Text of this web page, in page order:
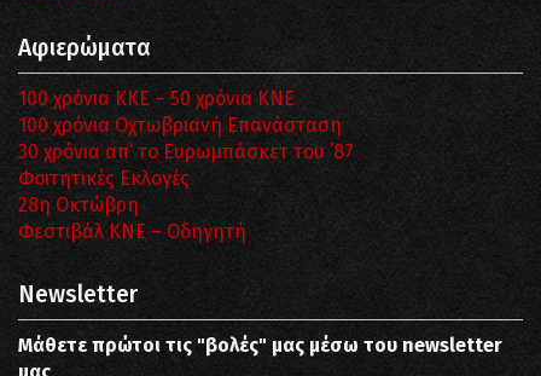
Αφιερώματα
100 χρόνια ΚΚΕ – 50 χρόνια ΚΝΕ
100 χρόνια Οχτωβριανή Επανάσταση
30 χρόνια απ’ το Ευρωμπάσκετ του ΄87
Φοιτητικές Εκλογές
28η Οκτώβρη
Φεστιβάλ ΚΝΕ – Οδηγητή
Newsletter
Μάθετε πρώτοι τις "βολές" μας μέσω του newsletter